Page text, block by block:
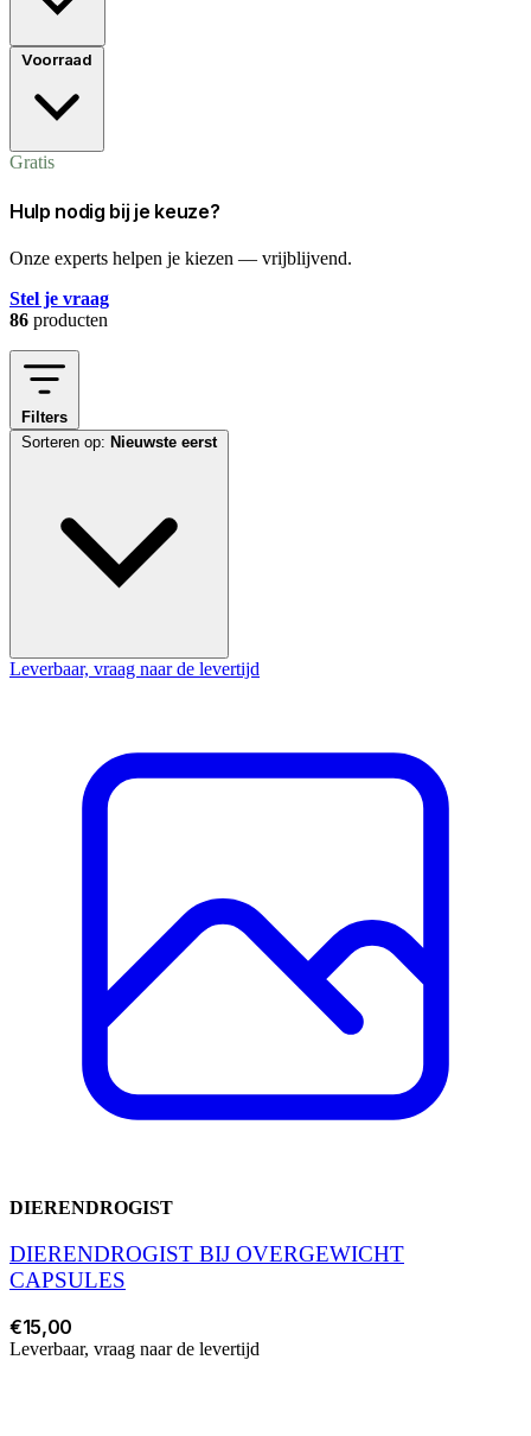
Voorraad
Gratis
Hulp nodig bij je keuze?
Onze experts helpen je kiezen — vrijblijvend.
Stel je vraag
86 producten
Filters
Sorteren op: Nieuwste eerst
Leverbaar, vraag naar de levertijd
DIERENDROGIST
DIERENDROGIST BIJ OVERGEWICHT
CAPSULES
€15,00
Leverbaar, vraag naar de levertijd